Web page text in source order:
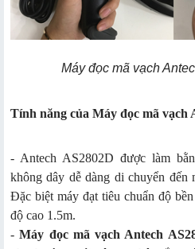
Máy đọc mã vạch
Tính năng của Máy đọc mã vạch
- Antech AS2802D được làm
không dây dễ dàng di chuyển đến
Đặc biệt máy đạt tiêu chuẩn độ
độ cao 1.5m.
-Máy đọc mã vạch Antech